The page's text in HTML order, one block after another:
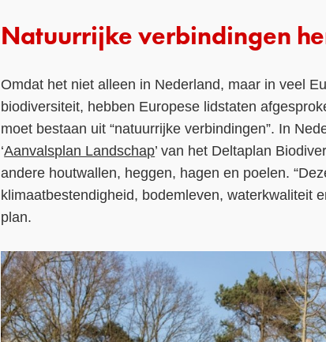
Natuurrijke verbindingen
Omdat het niet alleen in Nederland, maar in veel
biodiversiteit, hebben Europese lidstaten
moet bestaan uit “natuurrijke verbindingen”. In
‘Aanvalsplan Landschap’ van het Deltaplan
andere houtwallen, heggen, hagen en poelen.
klimaatbestendigheid, bodemleven, waterkwaliteit
plan.